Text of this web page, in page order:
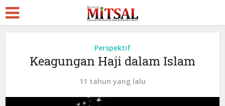
Perspektif
Keagungan Haji dalam Islam
11 tahun yang lalu